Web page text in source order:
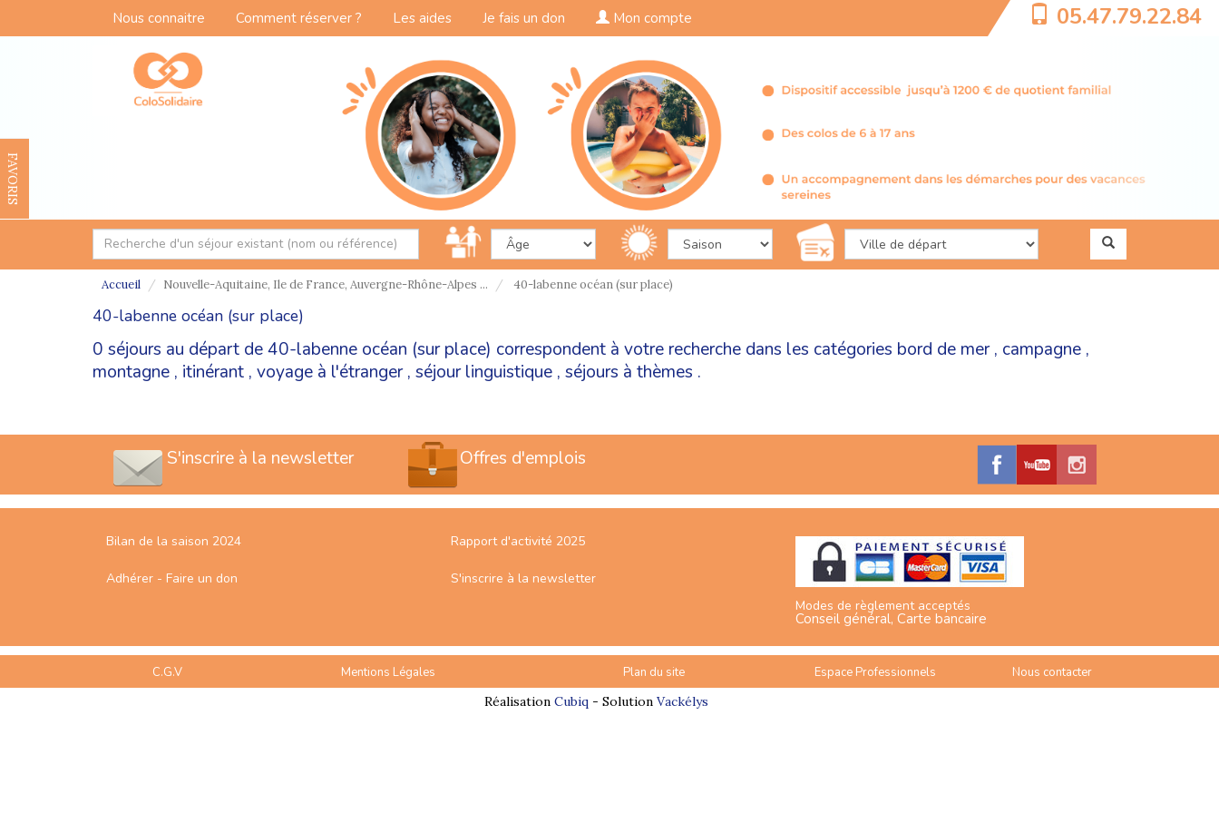
Nous connaitre Comment réserver ? Les aides Je fais un don Mon compte 05.47.79.22.84
FAVORIS
Accueil Nouvelle-Aquitaine, Ile de France, Auvergne-Rhône-Alpes ... 40-labenne océan (sur place)
40-labenne océan (sur place)
0 séjours au départ de 40-labenne océan (sur place) correspondent à votre recherche dans les catégories bord de mer, campagne ,
montagne , itinérant , voyage à l'étranger, séjour linguistique , séjours à thèmes .
S'inscrire à la newsletter Offres d'emplois
Bilan de la saison 2024
Adhérer - Faire un don
Rapport d'activité 2025
S'inscrire à la newsletter
Modes de règlement acceptés
Conseil général, Carte bancaire
C.G.V Mentions Légales Plan du site Espace Professionnels
Nous contacter
Réalisation Cubiq- Solution Vackélys